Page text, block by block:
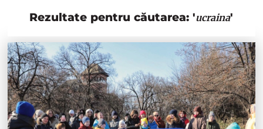
Rezultate pentru căutarea: 'ucraina'